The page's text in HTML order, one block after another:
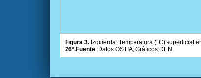
Figura 3. Izquierda: Temperatura (°C) superficial
26°.Fuente: Datos:OSTIA; Gráficos:DHN.